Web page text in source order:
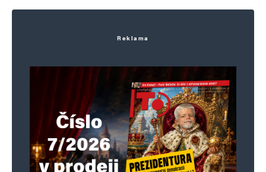
Uložit do prohlížeče jméno, e-mail a webovou stránku pro budoucí
Informujte mě o nových příspěvcích e-mailem.
Alternative:
Reklama